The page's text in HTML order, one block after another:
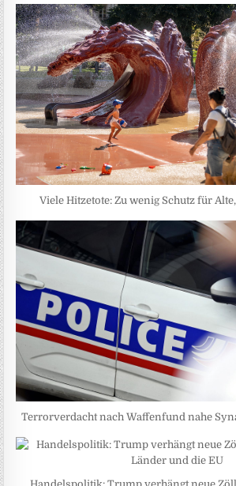
Viele Hitzetote: Zu wenig Schutz für
Terrorverdacht nach Waffenfund nahe